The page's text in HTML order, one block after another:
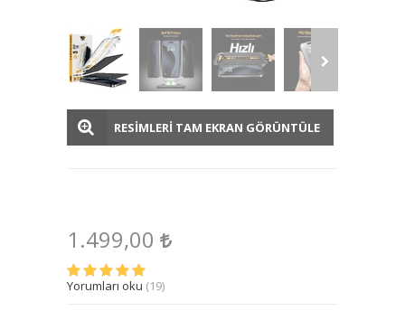
RESİMLERİ TAM EKRAN GÖRÜNTÜLE
1.499,00
Yorumları oku (19)